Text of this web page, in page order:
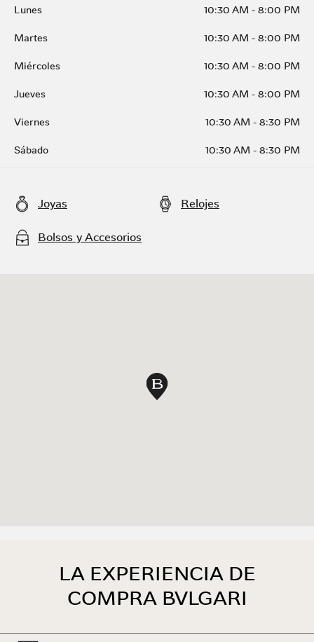
Lunes
10:30 AM - 8:00 PM
Martes
10:30 AM - 8:00 PM
Miércoles
10:30 AM - 8:00 PM
Jueves
10:30 AM - 8:00 PM
Viernes
10:30 AM - 8:30 PM
Sábado
10:30 AM - 8:30 PM
Joyas Relojes
Bolsos y Accesorios
Pin en mapa
LA EXPERIENCIA DE
COMPRA BVLGARI